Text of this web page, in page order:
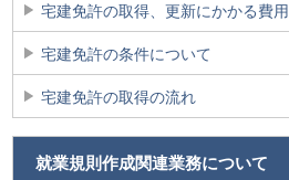
宅建免許の取得、更新にかかる費用
宅建免許の条件について
宅建免許の取得の流れ
就業規則作成関連業務について